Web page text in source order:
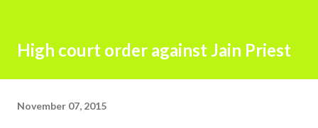
High court order against Jain Priest
November 07, 2015